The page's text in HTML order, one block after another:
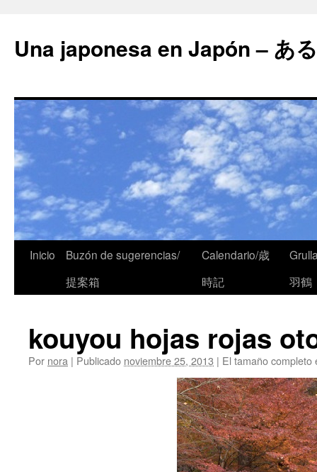
Una japonesa en Japón – あ
Inicio
Buzón de sugerencias/
提案箱
Calendario/歳
時記
羽鶴
kouyou hojas rojas
Por nora | Publicado noviembre 25, 2013 | El tamaño